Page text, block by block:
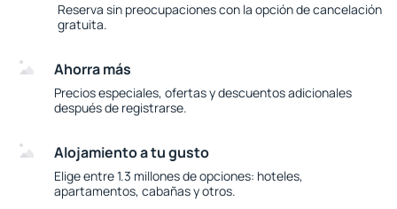
Reserva sin preocupaciones con la opción de cancelación
gratuita.
Ahorra más
Precios especiales, ofertas y descuentos adicionales
después de registrarse.
Alojamiento a tu gusto
Elige entre 1.3 millones de opciones: hoteles,
apartamentos, cabañas y otros.